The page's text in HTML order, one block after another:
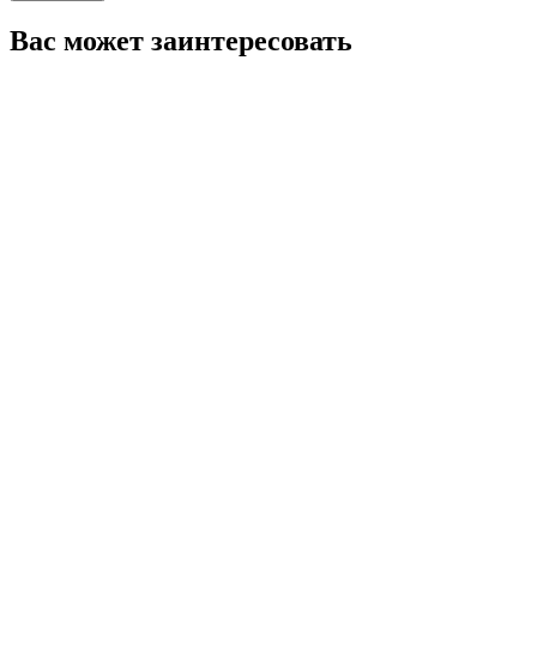
Вас может заинтересовать